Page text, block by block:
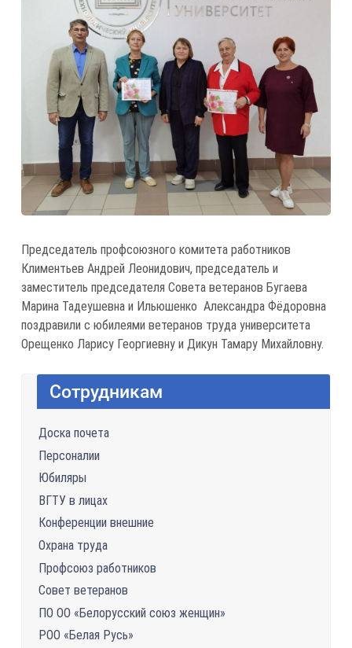
Председатель профсоюзного комитета работников
Климентьев Андрей Леонидович, председатель и
заместитель председателя Совета ветеранов Бугаева
Марина Тадеушевна и Ильюшенко Александра Фёдоровна
поздравили с юбилеями ветеранов труда университета
Орещенко Ларису Георгиевну и Дикун Тамару Михайловну.
Сотрудникам
Доска почета
Персоналии
Юбиляры
ВГТУ в лицах
Конференции внешние
Охрана труда
Профсоюз работников
Совет ветеранов
ПО ОО «Белорусский союз женщин»
РОО «Белая Русь»